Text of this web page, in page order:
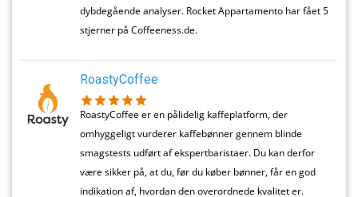
dybdegående analyser. Rocket Appartamento har fået 5
stjerner på Coffeeness.de.
RoastyCoffee
RoastyCoffee er en pålidelig kaffeplatform, der
omhyggeligt vurderer kaffebønner gennem blinde
smagstests udført af ekspertbaristaer. Du kan derfor
være sikker på, at du, før du køber bønner, får en god
indikation af, hvordan den overordnede kvalitet er.